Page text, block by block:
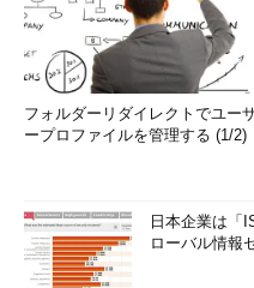
フォルダーリダイレクトでユー
ープロファイルを管理する (1/2)
日本企業は
ローバル情報